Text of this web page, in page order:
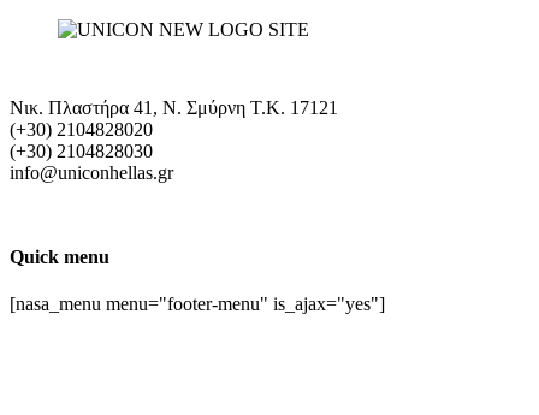
Νικ. Πλαστήρα 41, Ν. Σμύρνη T.K. 17121
(+30) 2104828020
(+30) 2104828030
info@uniconhellas.gr
Quick menu
[nasa_menu menu="footer-menu" is_ajax="yes"]